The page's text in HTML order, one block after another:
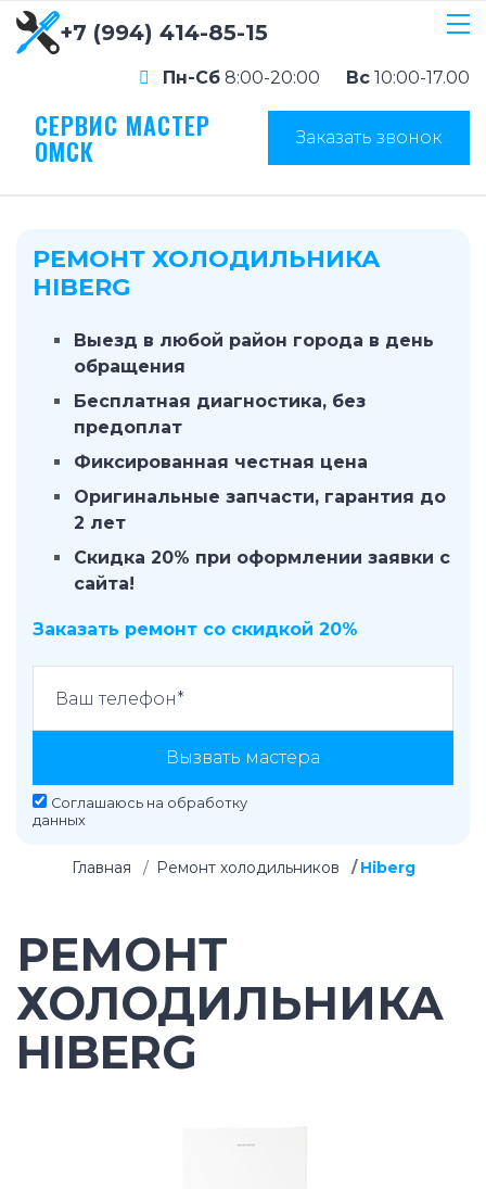
+7 (994) 414-85-15
Пн-Сб 8:00-20:00 Вс 10:00-17.00
СЕРВИС МАСТЕР
ОМСК Заказать звонок
РЕМОНТ ХОЛОДИЛЬНИКА
HIBERG
Выезд в любой район города в день
обращения
Бесплатная диагностика, без
предоплат
Фиксированная честная цена
Оригинальные запчасти, гарантия до
2 лет
Скидка 20% при оформлении заявки с
сайта!
Заказать ремонт со скидкой 20%
Вызвать мастера
Соглашаюсь на обработку
данных
Главная Ремонт холодильников Hiberg
РЕМОНТ
ХОЛОДИЛЬНИКА
HIBERG